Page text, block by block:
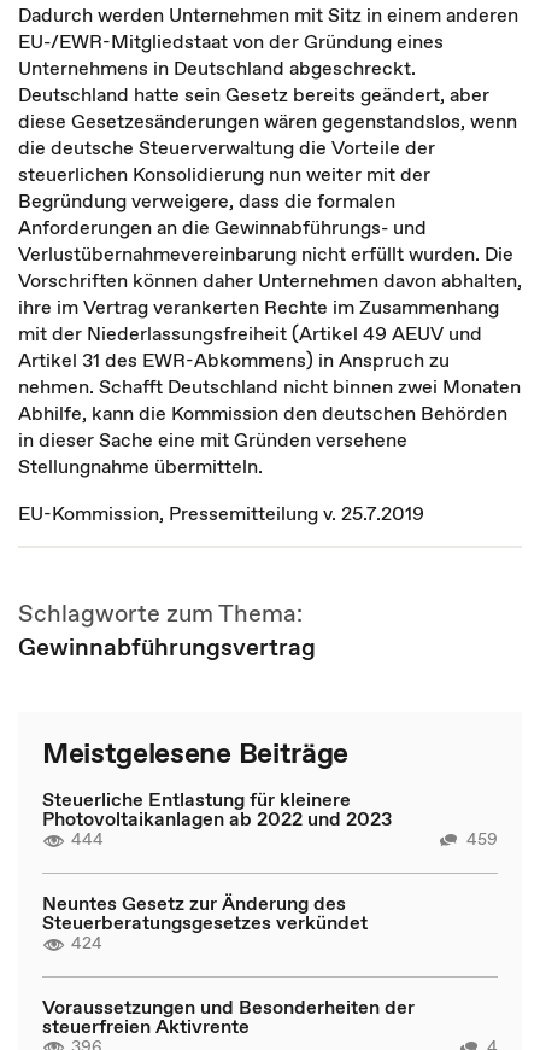
Dadurch werden Unternehmen mit Sitz in einem anderen
EU-/EWR-Mitgliedstaat von der Gründung eines
Unternehmens in Deutschland abgeschreckt.
Deutschland hatte sein Gesetz bereits geändert, aber
diese Gesetzesänderungen wären gegenstandslos, wenn
die deutsche Steuerverwaltung die Vorteile der
steuerlichen Konsolidierung nun weiter mit der
Begründung verweigere, dass die formalen
Anforderungen an die Gewinnabführungs- und
Verlustübernahmevereinbarung nicht erfüllt wurden. Die
Vorschriften können daher Unternehmen davon abhalten,
ihre im Vertrag verankerten Rechte im Zusammenhang
mit der Niederlassungsfreiheit (Artikel 49 AEUV und
Artikel 31 des EWR-Abkommens) in Anspruch zu
nehmen. Schafft Deutschland nicht binnen zwei Monaten
Abhilfe, kann die Kommission den deutschen Behörden
in dieser Sache eine mit Gründen versehene
Stellungnahme übermitteln.
EU-Kommission, Pressemitteilung v. 25.7.2019
Schlagworte zum Thema:
Gewinnabführungsvertrag
Meistgelesene Beiträge
Steuerliche Entlastung für kleinere
Photovoltaikanlagen ab 2022 und 2023
444 459
Neuntes Gesetz zur Änderung des
Steuerberatungsgesetzes verkündet
424
Voraussetzungen und Besonderheiten der
steuerfreien Aktivrente